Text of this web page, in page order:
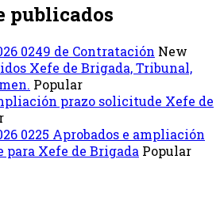
publicados
0249 de Contratación New
Xefe de Brigada, Tribunal,
Popular
prazo solicitude Xefe de
0225 Aprobados e ampliación
Xefe de Brigada Popular